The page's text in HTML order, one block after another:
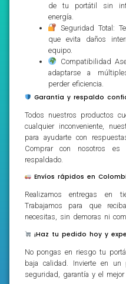
de tu portátil sin
energía.
Seguridad Total:
que evita daños
equipo.
Compatibilidad
adaptarse a
perder eficiencia.
Garantía y respaldo
Todos nuestros productos
cualquier inconveniente,
para ayudarte con
Comprar con nosotros
respaldado.
Envíos rápidos en
Realizamos entregas en
Trabajamos para que
necesitas, sin demoras ni
¡Haz tu pedido hoy y
No pongas en riesgo tu
baja calidad. Invierte en un
seguridad, garantía y el